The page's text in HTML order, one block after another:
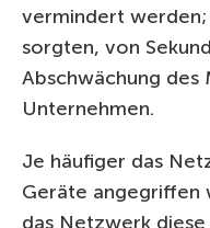
vermindert
sorgten, von
Abschwächung des
Unternehmen.
Je häufiger das
Geräte angegriffen
das Netzwerk